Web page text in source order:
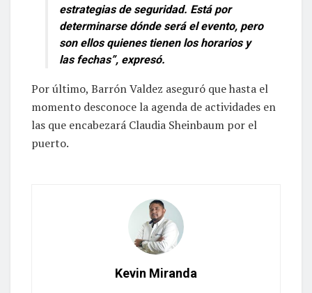
estrategias de seguridad. Está por
determinarse dónde será el evento, pero
son ellos quienes tienen los horarios y
las fechas”, expresó.
Por último, Barrón Valdez aseguró que hasta el
momento desconoce la agenda de actividades en
las que encabezará Claudia Sheinbaum por el
puerto.
Kevin Miranda